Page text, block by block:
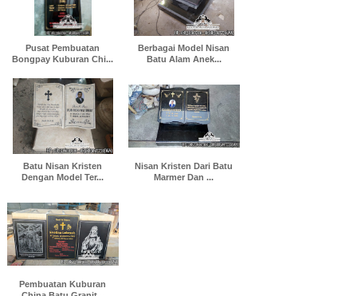
Pusat Pembuatan
Bongpay Kuburan Chi...
Berbagai Model Nisan
Batu Alam Anek...
Batu Nisan Kristen
Dengan Model Ter...
Nisan Kristen Dari Batu
Marmer Dan ...
Pembuatan Kuburan